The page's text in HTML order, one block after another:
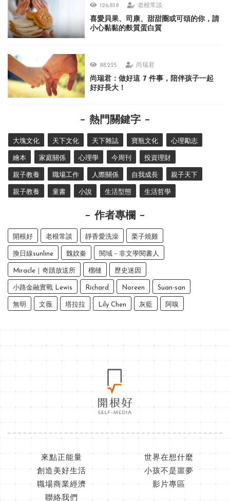
126,838 老根常談
喜愛貝果、司康、甜甜圈或可頌的你，請
小心黏黏的麩質蛋白質
88,225 尚瑞君
尚瑞君：做好這 7 件事，陪伴孩子一起
好好長大！
熱門關鍵字
大塊文化 天下文化 天下雜誌 寶瓶文化 心理勵志
繪本 家庭關係 心理學 今周刊 投資理財
親子教養 職場工作 人際關係 自我成長 親子天下
親子教養 童書 小說 生活型態 生活哲學
作者專欄
開根好 老根常談 靜香愛洗澡 栗子燒雞
換日線sunline 魏妏秦 閱域－非文學閱書人
Miracle｜奇蹟放送所 榴槤 歷史迷因
小路金融實戰 Lewis Richard Noreen Suan-san
無明 文薇 塔拉拉 Lily Chen 灰藍 阿嗅
來點正能量
世界在想什麼
創造美好生活
小孩不是噩夢
職場商業經濟
影片專區
聯絡我們